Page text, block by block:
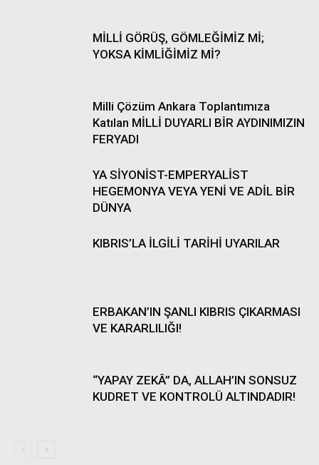
MİLLİ GÖRÜŞ, GÖMLEĞİMİZ Mİ;
YOKSA KİMLİĞİMİZ Mİ?
Milli Çözüm Ankara Toplantımıza
Katılan MİLLİ DUYARLI BİR AYDINIMIZIN
FERYADI
YA SİYONİST-EMPERYALİST
HEGEMONYA VEYA YENİ VE ADİL BİR
DÜNYA
KIBRIS’LA İLGİLİ TARİHİ UYARILAR
ERBAKAN’IN ŞANLI KIBRIS ÇIKARMASI
VE KARARLILIĞI!
“YAPAY ZEKÂ” DA, ALLAH’IN SONSUZ
KUDRET VE KONTROLÜ ALTINDADIR!